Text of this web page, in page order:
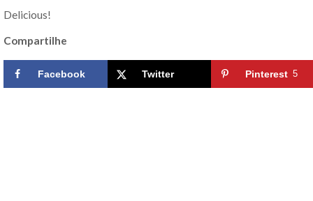
Delicious!
Compartilhe
Facebook Twitter Pinterest 5